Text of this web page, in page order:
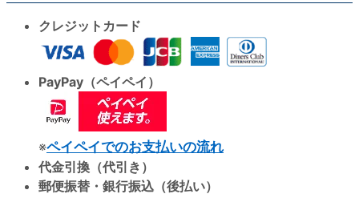
クレジットカード
PayPay（ペイペイ）
※ペイペイでのお支払いの流れ
代金引換（代引き）
郵便振替・銀行振込（後払い）